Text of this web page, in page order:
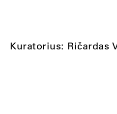
Kuratorius: Ričardas